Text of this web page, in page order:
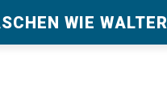
WIE WALTER